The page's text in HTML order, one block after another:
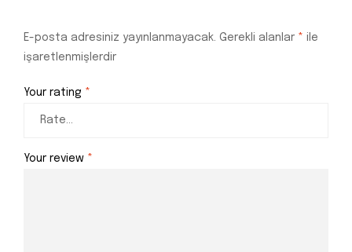
E-posta adresiniz yayınlanmayacak. Gerekli alanlar * ile
işaretlenmişlerdir
Your rating *
Your review *